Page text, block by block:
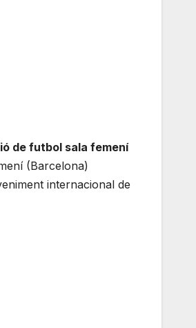
de futbol sala femení
(Barcelona)
internacional de